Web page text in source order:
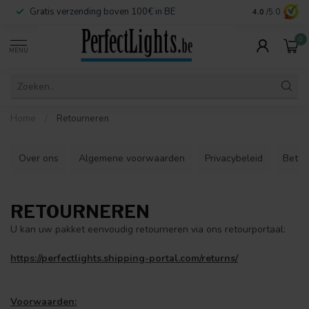
Gratis verzending boven 100€ in BE Veilige
4.0 /5.0
MENU
0
Home Retourneren
Over ons Algemene voorwaarden Privacybeleid
RETOURNEREN
U kan uw pakket eenvoudig retourneren via ons retourportaal:
https://perfectlights.shipping-portal.com/returns/
Voorwaarden: